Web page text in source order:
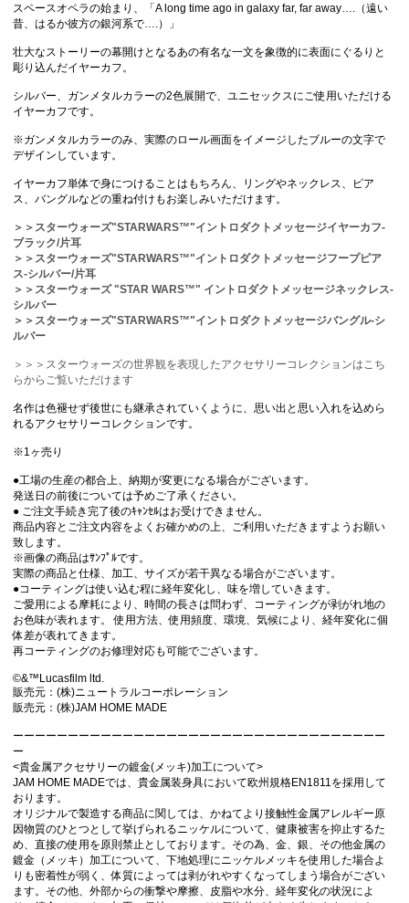
スペースオペラの始まり、「A long time ago in galaxy far, far away….（遠い
昔、はるか彼方の銀河系で….）」
壮大なストーリーの幕開けとなるあの有名な一文を象徴的に表面にぐるりと
彫り込んだイヤーカフ。
シルバー、ガンメタルカラーの2色展開で、ユニセックスにご使用いただける
イヤーカフです。
※ガンメタルカラーのみ、実際のロール画面をイメージしたブルーの文字で
デザインしています。
イヤーカフ単体で身につけることはもちろん、リングやネックレス、ピア
ス、バングルなどの重ね付けもお楽しみいただけます。
＞＞スターウォーズ"STARWARS™"イントロダクトメッセージイヤーカフ-
ブラック/片耳
＞＞スターウォーズ"STARWARS™"イントロダクトメッセージフープピア
ス-シルバー/片耳
＞＞スターウォーズ "STAR WARS™" イントロダクトメッセージネックレス-
シルバー
＞＞スターウォーズ"STARWARS™"イントロダクトメッセージバングル-シ
ルバー
＞＞＞スターウォーズの世界観を表現したアクセサリーコレクションはこち
らからご覧いただけます
名作は色褪せず後世にも継承されていくように、思い出と思い入れを込めら
れるアクセサリーコレクションです。
※1ヶ売り
●工場の生産の都合上、納期が変更になる場合がございます。
発送日の前後については予めご了承ください。
● ご注文手続き完了後のｷｬﾝｾﾙはお受けできません。
商品内容とご注文内容をよくお確かめの上、ご利用いただきますようお願い
致します。
※画像の商品はｻﾝﾌﾟﾙです。
実際の商品と仕様、加工、サイズが若干異なる場合がございます。
●コーティングは使い込む程に経年変化し、味を増していきます。
ご愛用による摩耗により、時間の長さは問わず、コーティングが剥がれ地の
お色味が表れます。 使用方法、使用頻度、環境、気候により、経年変化に個
体差が表れてきます。
再コーティングのお修理対応も可能でございます。
©&™Lucasfilm ltd.
販売元：(株)ニュートラルコーポレーション
販売元：(株)JAM HOME MADE
ーーーーーーーーーーーーーーーーーーーーーーーーーーーーーーーーーー
ー
<貴金属アクセサリーの鍍金(メッキ)加工について>
JAM HOME MADEでは、貴金属装身具において欧州規格EN1811を採用して
おります。
オリジナルで製造する商品に関しては、かねてより接触性金属アレルギー原
因物質のひとつとして挙げられるニッケルについて、健康被害を抑止するた
め、直接の使用を原則禁止としております。その為、金、銀、その他金属の
鍍金（メッキ）加工について、下地処理にニッケルメッキを使用した場合よ
りも密着性が弱く、体質によっては剥がれやすくなってしまう場合がござい
ます。その他、外部からの衝撃や摩擦、皮脂や水分、経年変化の状況によ